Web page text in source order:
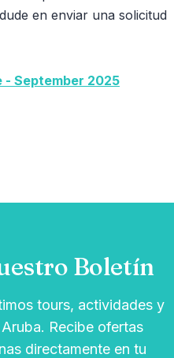
en enviar una solicitud
- September 2025
Boletín
tours, actividades y
Recibe ofertas
directamente en tu